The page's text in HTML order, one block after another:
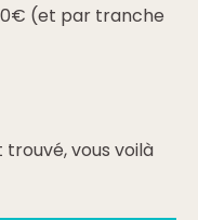
(et par tranche
vous voilà